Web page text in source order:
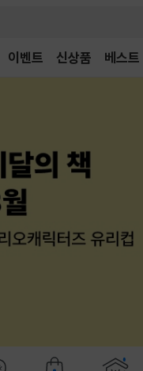
이벤트 신상품 베스트